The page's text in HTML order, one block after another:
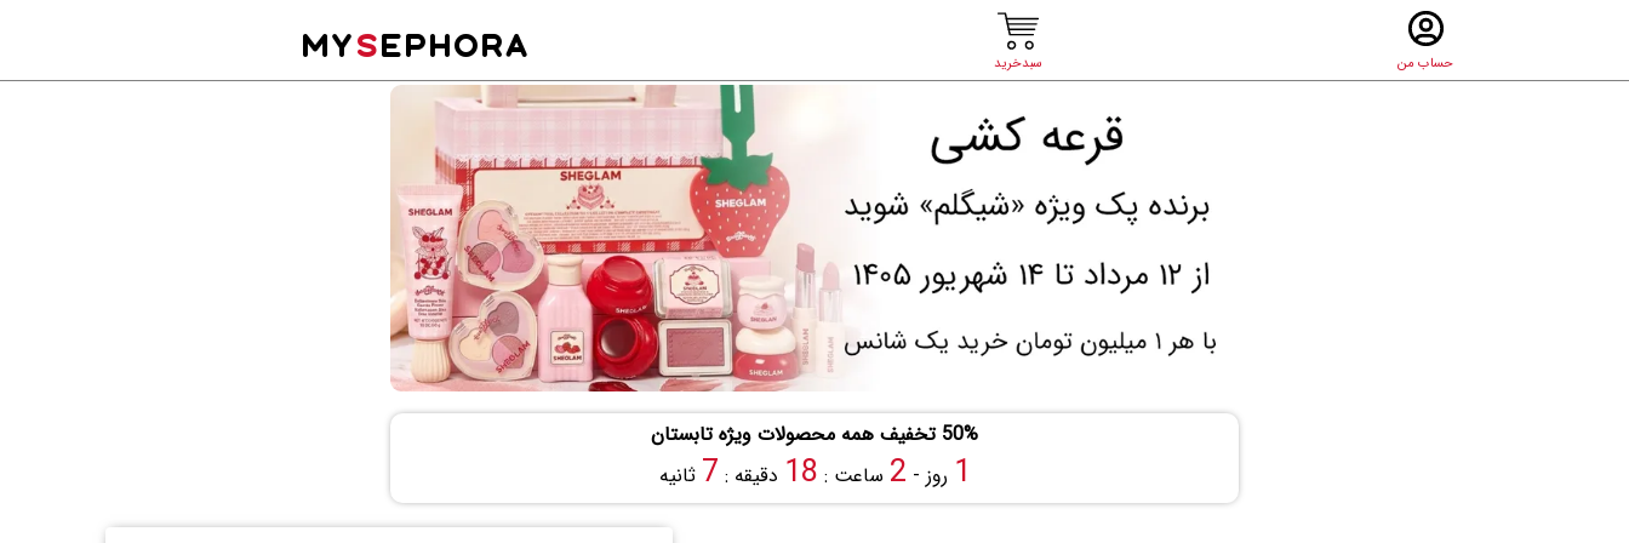
حساب من سبدخرید
MYSEPHORA
50% تخفیف همه محصولات ویژه تابستان
1 روز - 2 ساعت : 18 دقیقه : 5 ثانیه